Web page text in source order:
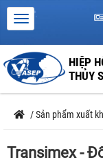
HIỆP
THỦY
/Sản phẩm xuất
Transimex -